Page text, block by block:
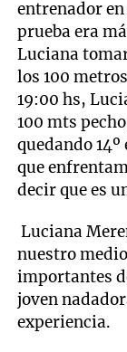
entrenador
prueba era
Luciana
los 100
19:00 hs,
100 mts
quedando
que
decir que es
Luciana
nuestro
importantes
joven
experiencia.